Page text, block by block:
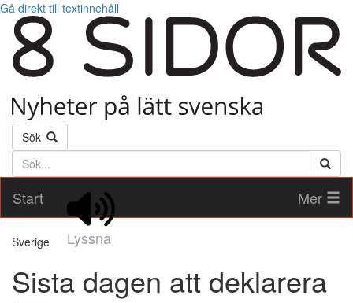
Gå direkt till textinnehåll
Sök
Söktext
Start
Lyssna
Mer
Sverige
Sista dagen att deklarera